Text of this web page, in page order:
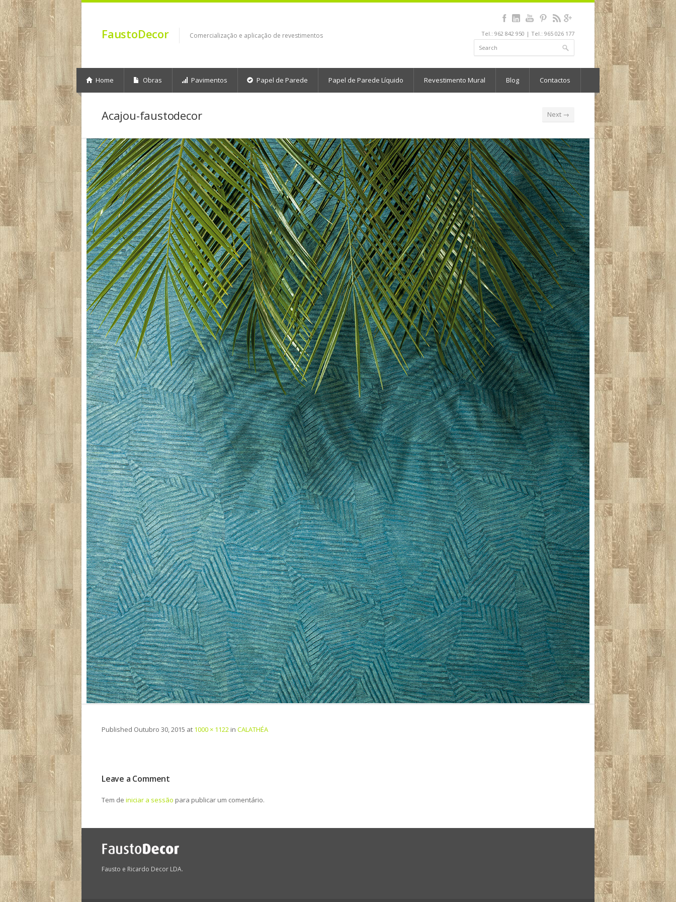
FaustoDecor Comercialização e aplicação de revestimentos Tel.: 962 842 950 | Tel.: 965 026 177
Home Obras Pavimentos Papel de Parede Papel de Parede Líquido Revestimento Mural Blog Contactos
Acajou-faustodecor Next →
Published Outubro 30, 2015 at 1000 × 1122 in CALATHÉA
Leave a Comment
Tem de iniciar a sessão para publicar um comentário.
Fausto e Ricardo Decor LDA.